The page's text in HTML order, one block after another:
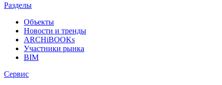
Разделы
Объекты
Новости и тренды
ARCHiBOOKs
Участники рынка
BIM
Сервис